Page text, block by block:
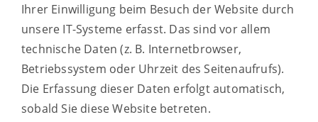
Ihrer Einwilligung beim Besuch der Website durch
unsere IT-Systeme erfasst. Das sind vor allem
technische Daten (z. B. Internetbrowser,
Betriebssystem oder Uhrzeit des Seitenaufrufs).
Die Erfassung dieser Daten erfolgt automatisch,
sobald Sie diese Website betreten.